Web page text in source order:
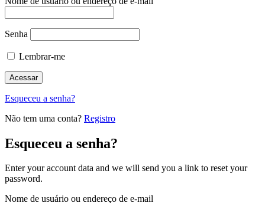
Senha
Lembrar-me
Esqueceu a senha?
Não tem uma conta? Registro
Esqueceu a senha?
Enter your account data and we will send you a link to reset your
password.
Nome de usuário ou endereço de e-mail